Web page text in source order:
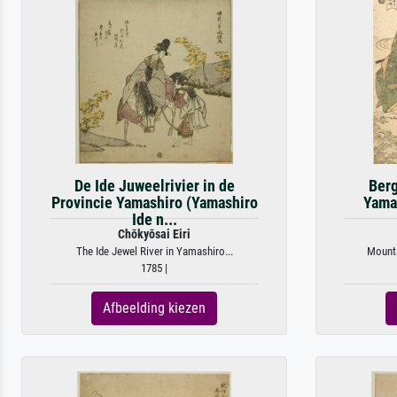
De Ide Juweelrivier in de
Provincie Yamashiro (Yamashiro
Ide n...
Chōkyōsai Eiri
The Ide Jewel River in Yamashiro...
1785 |
Afbeelding kiezen